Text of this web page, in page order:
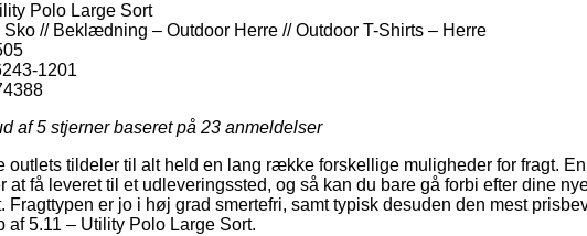
Polo Large Sort
// Beklædning – Outdoor Herre // Outdoor T-Shirts – Herre
1201
af 5 stjerner baseret på 23 anmeldelser
outlets tildeler til alt held en lang række forskellige muligheder for fragt.
at få leveret til et udleveringssted, og så kan du bare gå forbi efter dine
Fragttypen er jo i høj grad smertefri, samt typisk desuden den mest
af 5.11 – Utility Polo Large Sort.